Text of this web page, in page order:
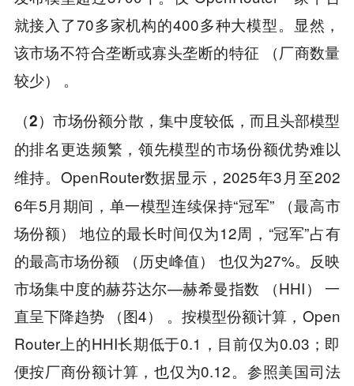
就接入了70多家机构的400多种大模型。显然，
该市场不符合垄断或寡头垄断的特征 （厂商数量
较少） 。
（2）市场份额分散，集中度较低，而且头部模型
的排名更迭频繁，领先模型的市场份额优势难以
维持。 OpenRouter数据显示，2025年3月至202
6年5月期间，单一模型连续保持“冠军” （最高市
场份额） 地位的最长时间仅为12周，“冠军”占有
的最高市场份额 （历史峰值） 也仅为27%。反映
市场集中度的赫芬达尔—赫希曼指数 （HHI） 一
直呈下降趋势 （图4） 。按模型份额计算，Open
Router上的HHI长期低于0.1，目前仅为0.03；即
便按厂商份额计算，也仅为0.12。参照美国司法